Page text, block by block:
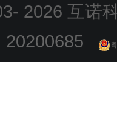
2026 互诺
20200685